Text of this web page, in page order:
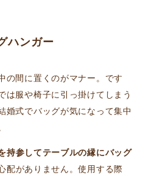
ハンガー
の間に置くのがマナー。です
は服や椅子に引っ掛けてしまう
婚式でバッグが気になって集中
持参してテーブルの縁にバッグ
配がありません。使用する際